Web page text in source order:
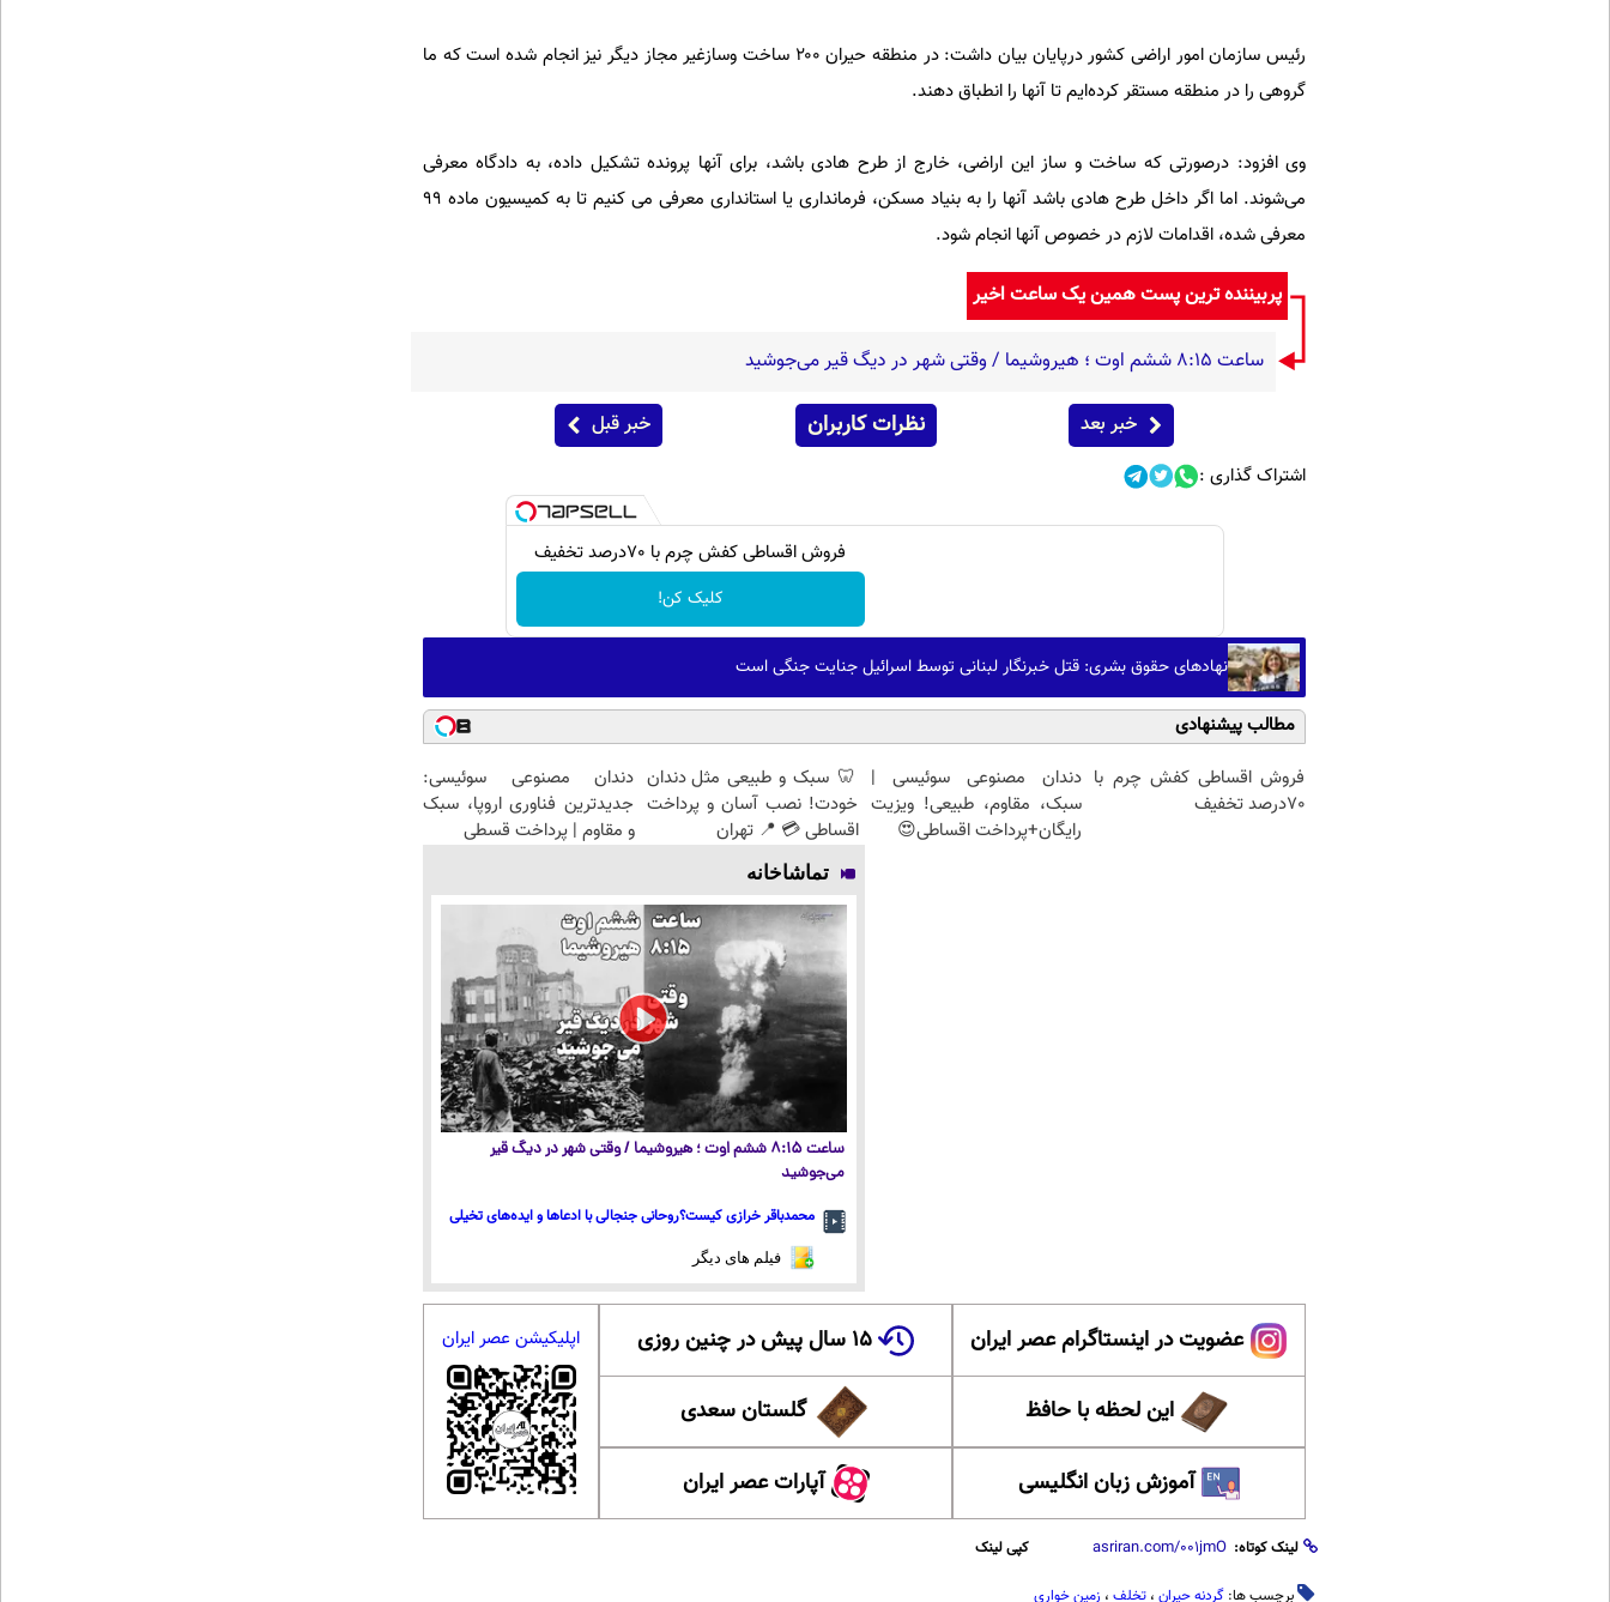
رئیس سازمان امور اراضی کشور درپایان بیان داشت: در منطقه حیران ۲۰۰ ساخت وسازغیر مجاز دیگر نیز انجام شده است که ما
گروهی را در منطقه مستقر کرده‌ایم تا آنها را انطباق دهند.
وی افزود: درصورتی که ساخت و ساز این اراضی، خارج از طرح هادی باشد، برای آنها پرونده تشکیل داده، به دادگاه معرفی
می‌شوند. اما اگر داخل طرح هادی باشد آنها را به بنیاد مسکن، فرمانداری یا استانداری معرفی می کنیم تا به کمیسیون ماده ۹۹
معرفی شده، اقدامات لازم در خصوص آنها انجام شود.
پربیننده ترین پست همین یک ساعت اخیر
ساعت ۸:۱۵ ششم اوت ؛ هیروشیما / وقتی شهر در دیگ قیر می‌جوشید
خبر بعد نظرات کاربران خبر قبل
اشتراک گذاری :
فروش اقساطی کفش چرم با 70درصد تخفیف
کلیک کن!
نهادهای حقوق بشری: قتل خبرنگار لبنانی توسط اسرائیل جنایت جنگی است
مطالب پیشنهادی
فروش اقساطی کفش چرم با
70درصد تخفیف
دندان مصنوعی سوئیسی |
سبک، مقاوم، طبیعی! ویزیت
رایگان+پرداخت اقساطی😍
🦷 سبک و طبیعی مثل دندان
خودت! نصب آسان و پرداخت
اقساطی 💳 📍 تهران
دندان مصنوعی سوئیسی:
جدیدترین فناوری اروپا، سبک
و مقاوم | پرداخت قسطی
تماشاخانه
ساعت ۸:۱۵ ششم اوت ؛ هیروشیما / وقتی شهر در دیگ قیر
می‌جوشید
محمدباقر خرازی کیست؟روحانی جنجالی با ادعاها و ایده‌های تخیلی
فیلم های دیگر
عضویت در اینستاگرام عصر ایران ۱۵ سال پیش در چنین روزی
این لحظه با حافظ گلستان سعدی
آموزش زبان انگلیسی آپارات عصر ایران
اپلیکیشن عصر ایران
لینک کوتاه: کپی لینک
برچسب ها: گردنه حیران ، تخلف ، زمین خواری